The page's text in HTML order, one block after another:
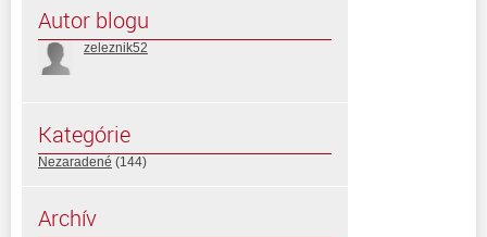
Autor blogu
zeleznik52
Kategórie
Nezaradené (144)
Archív